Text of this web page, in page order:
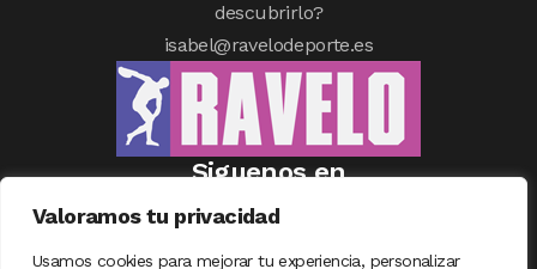
Valoramos tu privacidad
Usamos cookies para mejorar tu experiencia, personalizar
descubrirlo?
isabel@ravelodeporte.es
Siguenos en